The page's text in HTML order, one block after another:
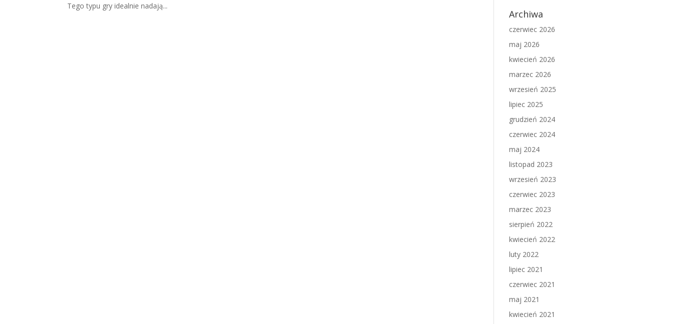
Tego typu gry idealnie nadają...
Archiwa
czerwiec 2026
maj 2026
kwiecień 2026
marzec 2026
wrzesień 2025
lipiec 2025
grudzień 2024
czerwiec 2024
maj 2024
listopad 2023
wrzesień 2023
czerwiec 2023
marzec 2023
sierpień 2022
kwiecień 2022
luty 2022
lipiec 2021
czerwiec 2021
maj 2021
kwiecień 2021